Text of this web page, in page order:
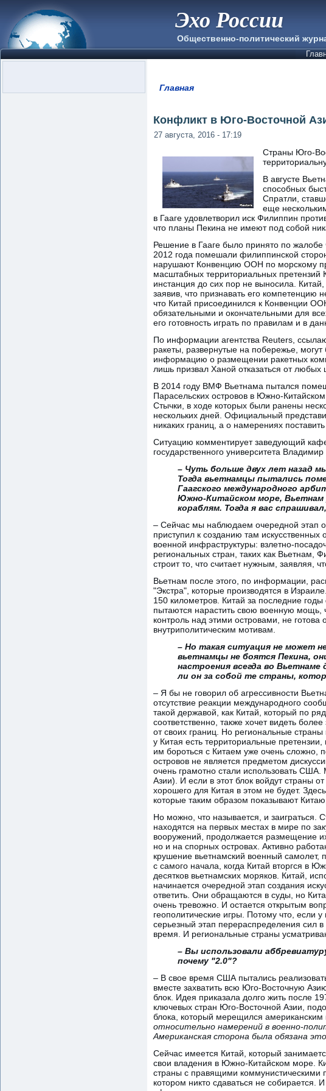
Эхо России
Общественно-политический
Главная
Конфликт в Юго-Восточной
27 августа, 2016 - 17:19
Страны Юго-
В августе
способных
Спратли,
еще
в Гааге удовлетворил иск Филиппин
что планы Пекина не имеют под собой
Решение в Гааге было принято по жалобе
2012 года помешали филиппинской
нарушают Конвенцию ООН по морскому
масштабных территориальных
инстанция до сих пор не выносила. Китай,
заявив, что признавать его
что Китай присоединился к Конвенции
обязательными и окончательными для
его готовность играть по правилам и в
По информации агентства Reuters,
ракеты, развернутые на побережье,
информацию о размещении ракетных
лишь призвал Ханой отказаться от
В 2014 году ВМФ Вьетнама пытался
Парасельских островов в Южно-
Стычки, в ходе которых были ранены
нескольких дней. Официальный
никаких границ, а о намерениях
Ситуацию комментирует заведующий
государственного университета Владимир
– Чуть больше двух лет назад
Тогда вьетнамцы пытались
Гаагского международного
Южно-Китайском море, Вьетнам
кораблям. Тогда я вас
– Сейчас мы наблюдаем очередной этап
приступил к созданию там
военной инфраструктуры: взлетно-
региональных стран, таких как
строит то, что считает нужным, заявляя,
Вьетнам после этого, по информации,
"Экстра", которые производятся в
150 километров. Китай за последние
пытаются нарастить свою военную мощь,
контроль над этими островами, не
внутриполитическим мотивам.
– Но такая ситуация не может
вьетнамцы не боятся Пекина,
настроения всегда во
ли он за собой те страны,
– Я бы не говорил об агрессивности
отсутствие реакции международного
такой державой, как Китай, который по
соответственно, также хочет видеть
от своих границ. Но региональные
у Китая есть территориальные
им бороться с Китаем уже очень сложно,
островов не является предметом
очень грамотно стали использовать
Азии). И если в этот блок войдут страны
хорошего для Китая в этом не будет.
которые таким образом показывают
Но можно, что называется, и заиграться.
находятся на первых местах в мире по
вооружений, продолжается размещение
но и на спорных островах. Активно
крушение вьетнамский военный самолет,
с самого начала, когда Китай вторгся в
десятков вьетнамских моряков. Китай,
начинается очередной этап создания
ответить. Они обращаются в суды, но
очень тревожно. И остается открытым
геополитические игры. Потому что, если
серьезный этап перераспределения сил
время. И региональные страны
– Вы использовали
почему "2.0"?
– В свое время США пытались
вместе захватить всю Юго-Восточную
блок. Идея приказала долго жить после
ключевых стран Юго-Восточной Азии,
блока, который мерещился
относительно намерений в военно-
Американская сторона была обязана
Сейчас имеется Китай, который
свои владения в Южно-Китайском море.
страны с правящими коммунистическими
котором никто сдаваться не собирается.